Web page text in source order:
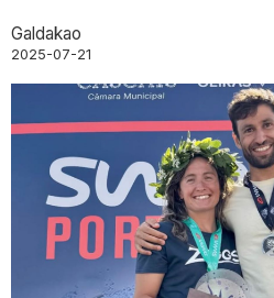
Galdakao
2025-07-21